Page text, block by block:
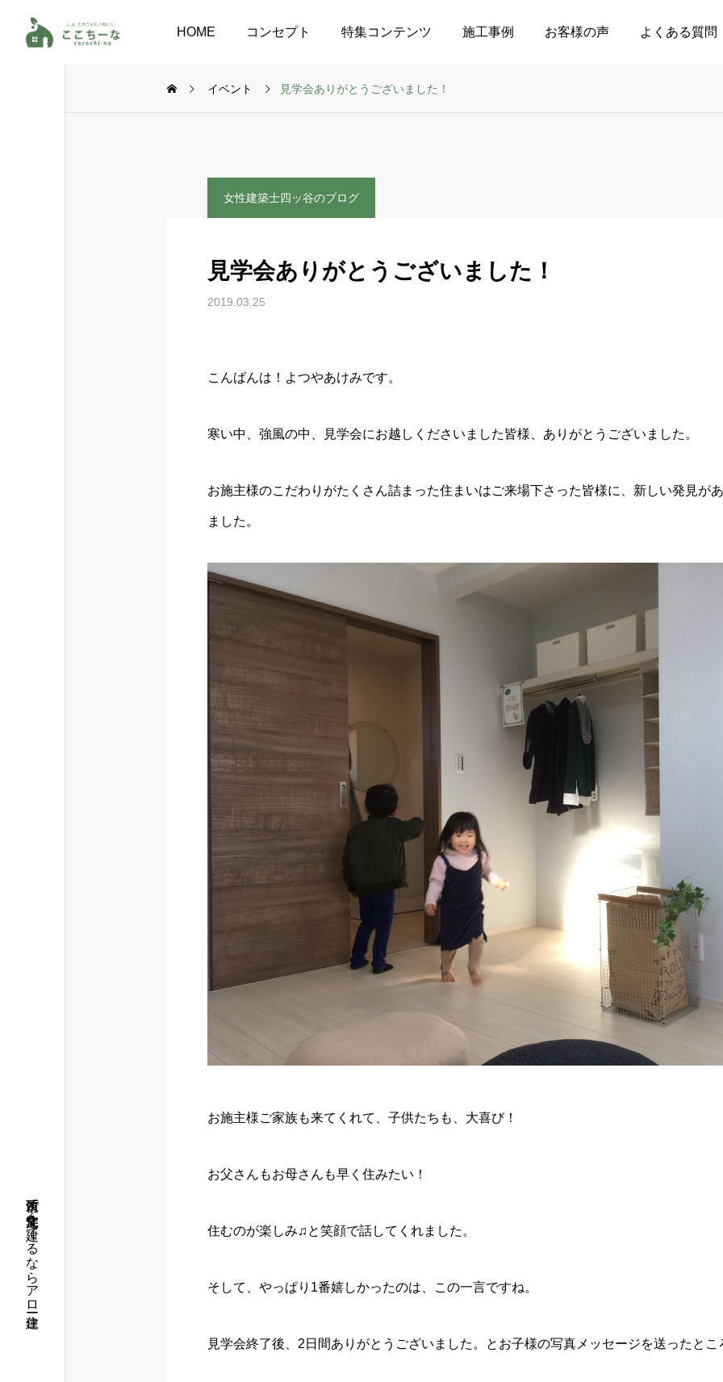
HOME コンセプト 特集コンテンツ 施工事例 お客様の声 よくある質問
筑西市で注文住宅を建てるならアロー住建
イベント 見学会ありがとうございました！
女性建築士四ッ谷のブログ
見学会ありがとうございました！
2019.03.25
こんばんは！よつやあけみです。
寒い中、強風の中、見学会にお越しくださいました皆様、ありがとうございました。
お施主様のこだわりがたくさん詰まった住まいはご来場下さった皆様に、新しい発見が
ました。
お施主様ご家族も来てくれて、子供たちも、大喜び！
お父さんもお母さんも早く住みたい！
住むのが楽しみ♫と笑顔で話してくれました。
そして、やっぱり1番嬉しかったのは、この一言ですね。
見学会終了後、2日間ありがとうございました。とお子様の写真メッセージを送ったとこ